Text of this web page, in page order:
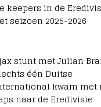
keepers in de
seizoen 2025-2026
stunt met Julian
één Duitse
kwam met
naar de Eredivisie